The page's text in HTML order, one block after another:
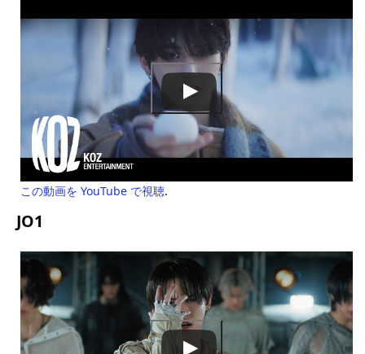
この動画を YouTube で視聴.
JO1